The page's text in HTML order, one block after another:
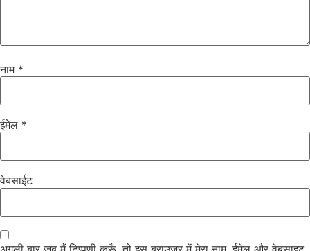
नाम *
ईमेल *
वेबसाईट